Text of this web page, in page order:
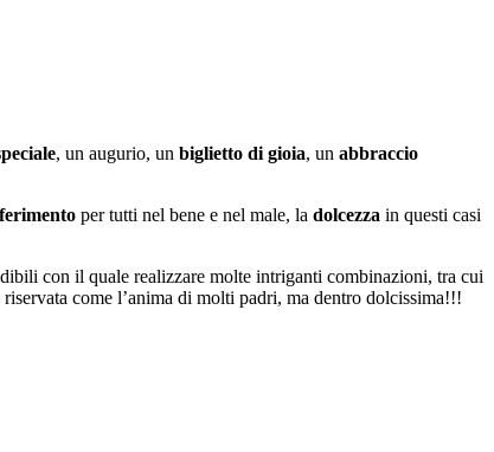
, un augurio, un biglietto di gioia, un abbraccio
per tutti nel bene e nel male, la dolcezza in questi casi
con il quale realizzare molte intriganti combinazioni, tra cui
come l’anima di molti padri, ma dentro dolcissima!!!